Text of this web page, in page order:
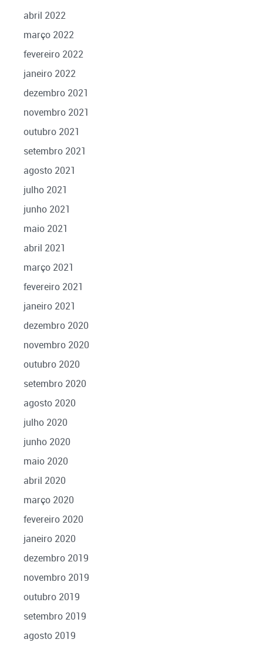
abril 2022
março 2022
fevereiro 2022
janeiro 2022
dezembro 2021
novembro 2021
outubro 2021
setembro 2021
agosto 2021
julho 2021
junho 2021
maio 2021
abril 2021
março 2021
fevereiro 2021
janeiro 2021
dezembro 2020
novembro 2020
outubro 2020
setembro 2020
agosto 2020
julho 2020
junho 2020
maio 2020
abril 2020
março 2020
fevereiro 2020
janeiro 2020
dezembro 2019
novembro 2019
outubro 2019
setembro 2019
agosto 2019